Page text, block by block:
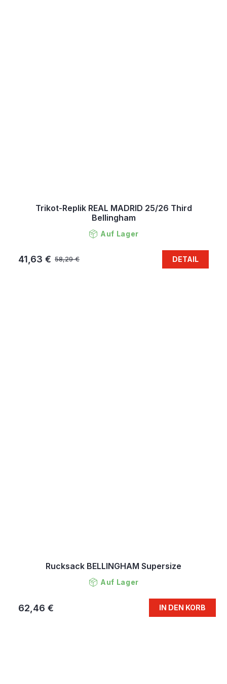
Trikot-Replik REAL MADRID 25/26 Third
Bellingham
Auf Lager
58,29 €
41,63 € DETAIL
Rucksack BELLINGHAM Supersize
Auf Lager
62,46 € IN DEN KORB